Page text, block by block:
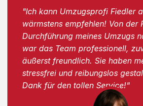
"Ich kann Umzugsprofi Fiedler
wärmstens empfehlen! Von der
Durchführung meines Umzugs
war das Team professionell,
äußerst freundlich. Sie haben
stressfrei und reibungslos
Dank für den tollen Service!"